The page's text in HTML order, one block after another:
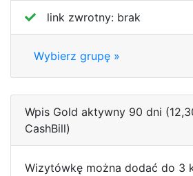
link zwrotny: brak
Wybierz grupę »
Wpis Gold aktywny 90 dni
CashBill)
Wizytówkę można dodać do 3